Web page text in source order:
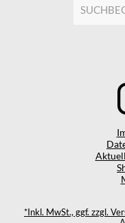
*Inkl. MwSt., ggf. zzgl.